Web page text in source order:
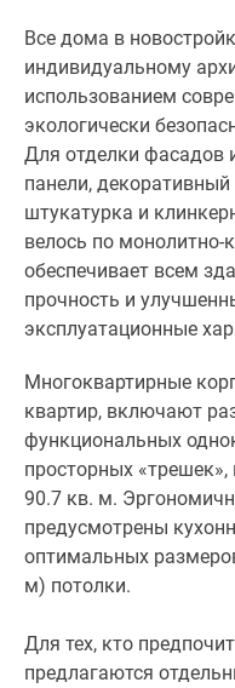
Все дома в
индивидуальному
использованием
экологически
Для отделки фасадов
панели, декоративный
штукатурка и
велось по монолитно-
обеспечивает всем
прочность и
эксплуатационные
Многоквартирные
квартир, включают
функциональных
просторных
90.7 кв. м.
предусмотрены
оптимальных
м) потолки.
Для тех, кто
предлагаются